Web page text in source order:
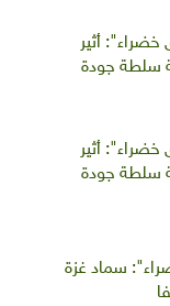
خضراء": أثير
سلطة جودة
خضراء": أثير
سلطة جودة
سماد غزة